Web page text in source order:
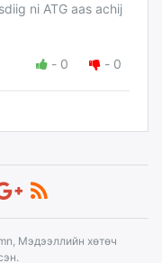
ni ATG aas achij
- 0 - 0
Мэдээллийн хөтөч